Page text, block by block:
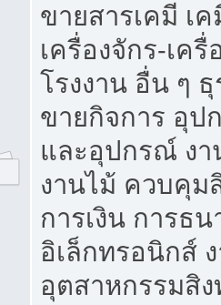
ขายสารเคมี เ
เครื่องจักร-เค
โรงงาน อื่น ๆ
ขายกิจการ อุป
และอุปกรณ์ ง
งานไม้ ควบคุม
การเงิน การธ
อิเล็กทรอนิกส์
อุตสาหกรรมสิ